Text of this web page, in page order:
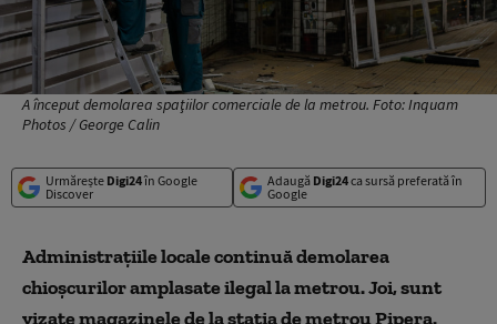
A început demolarea spaţiilor comerciale de la metrou. Foto: Inquam
Photos / George Calin
Urmărește Digi24în Google
Discover
Adaugă Digi24ca sursă preferată în
Google
Administrațiile locale continuă demolarea
chioșcurilor amplasate ilegal la metrou. Joi, sunt
vizate magazinele de la stația de metrou Pipera.